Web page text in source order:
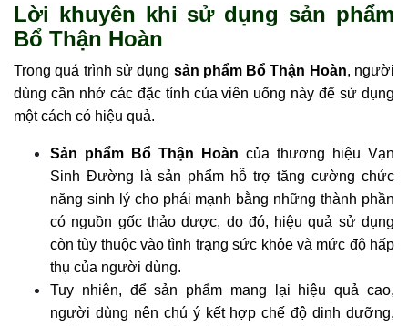
Lời khuyên khi sử dụng sản phẩm
Bổ Thận Hoàn
Trong quá trình sử dụng sản phẩm Bổ Thận Hoàn, người
dùng cần nhớ các đặc tính của viên uống này để sử dụng
một cách có hiệu quả.
Sản phẩm Bổ Thận Hoàn của thương hiệu Vạn
Sinh Đường là sản phẩm hỗ trợ tăng cường chức
năng sinh lý cho phái mạnh bằng những thành phần
có nguồn gốc thảo dược, do đó, hiệu quả sử dụng
còn tùy thuộc vào tình trạng sức khỏe và mức độ hấp
thụ của người dùng.
Tuy nhiên, để sản phẩm mang lại hiệu quả cao,
người dùng nên chú ý kết hợp chế độ dinh dưỡng,